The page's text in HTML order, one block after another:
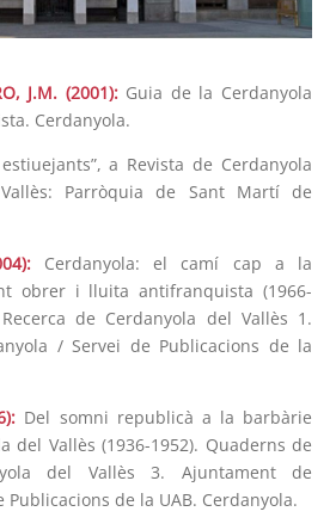
J.M. (2001): Guia de la Cerdanyola
Cerdanyola.
a Revista de Cerdanyola
Parròquia de Sant Martí de
Cerdanyola: el camí cap a la
obrer i lluita antifranquista (1966-
de Cerdanyola del Vallès 1.
/ Servei de Publicacions de la
Del somni republicà a la barbàrie
del Vallès (1936-1952). Quaderns de
del Vallès 3. Ajuntament de
Publicacions de la UAB. Cerdanyola.